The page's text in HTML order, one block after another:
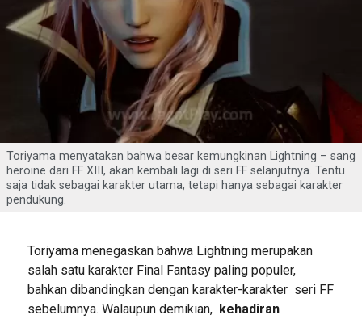
Toriyama menyatakan bahwa besar kemungkinan Lightning – sang
heroine dari FF XIII, akan kembali lagi di seri FF selanjutnya. Tentu
saja tidak sebagai karakter utama, tetapi hanya sebagai karakter
pendukung.
Toriyama menegaskan bahwa Lightning merupakan
salah satu karakter Final Fantasy paling populer,
bahkan dibandingkan dengan karakter-karakter seri FF
sebelumnya. Walaupun demikian, kehadiran